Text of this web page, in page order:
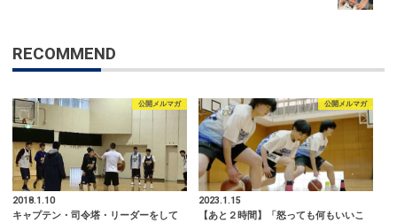
RECOMMEND
公開メルマガ
2018.1.10
キャプテン・司令塔・リーダーをして
公開メルマガ
2023.1.15
【あと２時間】「怒っても何もいいこ